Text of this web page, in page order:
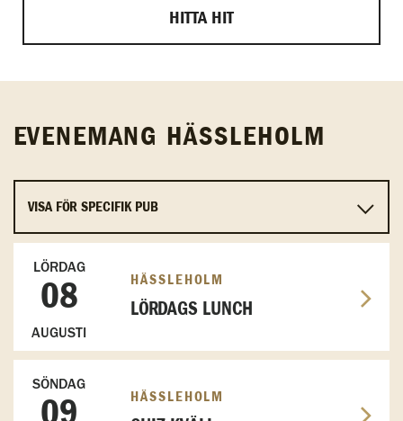
HITTA HIT
EVENEMANG HÄSSLEHOLM
LÖRDAG
08
AUGUSTI
HÄSSLEHOLM
LÖRDAGS LUNCH
SÖNDAG
HÄSSLEHOLM